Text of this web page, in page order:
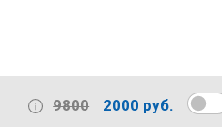
9800 2000 руб.